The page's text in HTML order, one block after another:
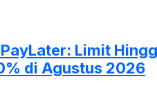
Limit
di Agustus 2026